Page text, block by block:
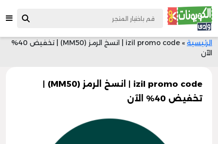
الرئيسية »
izil promo code | انسخ الرمز (MM50) | تخفيض 40%
الآن
izil promo code | انسخ الرمز (MM50) |
تخفيض 40% الآن